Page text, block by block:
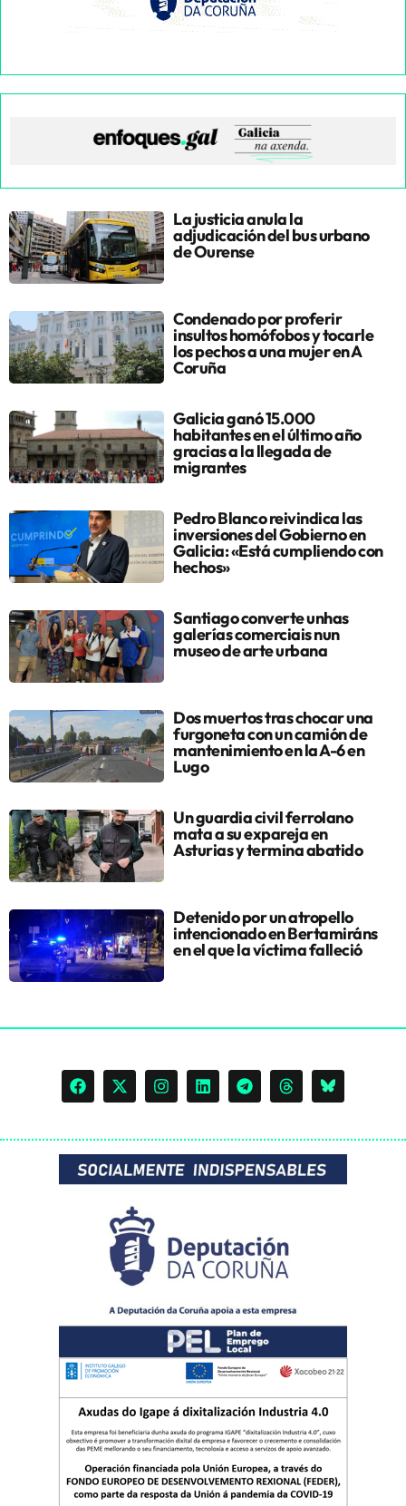
La justicia anula la
adjudicación del bus urbano
de Ourense
Condenado por proferir
insultos homófobos y tocarle
los pechos a una mujer en A
Coruña
Galicia ganó 15.000
habitantes en el último año
gracias a la llegada de
migrantes
Pedro Blanco reivindica las
inversiones del Gobierno en
Galicia: «Está cumpliendo con
hechos»
Santiago converte unhas
galerías comerciais nun
museo de arte urbana
Dos muertos tras chocar una
furgoneta con un camión de
mantenimiento en la A-6 en
Lugo
Un guardia civil ferrolano
mata a su expareja en
Asturias y termina abatido
Detenido por un atropello
intencionado en Bertamiráns
en el que la víctima falleció